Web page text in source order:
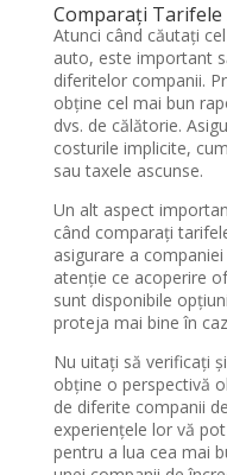
Comparați
Atunci când căutați
auto, este important
diferitelor companii.
obține cel mai bun
dvs. de călătorie.
costurile implicite,
sau taxele ascunse.
Un alt aspect
când comparați
asigurare a
atenție ce acoperire
sunt disponibile
proteja mai bine în
Nu uitați să verificați
obține o perspectivă
de diferite companii
experiențele lor vă
pentru a lua cea mai